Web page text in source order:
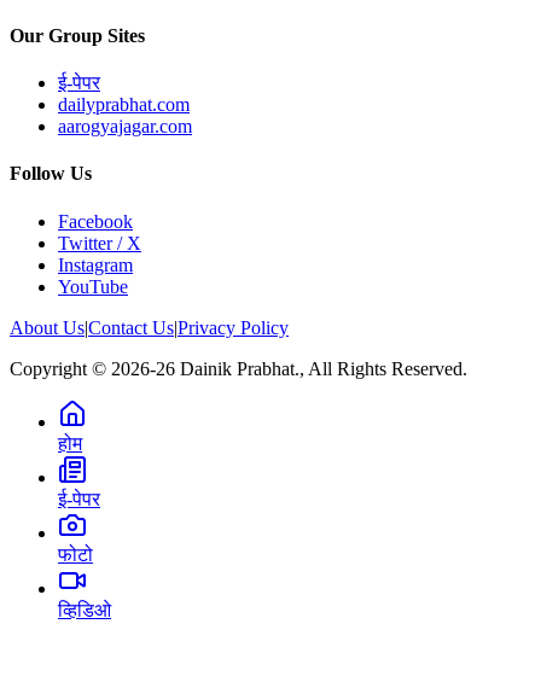
Our Group Sites
ई-पेपर
dailyprabhat.com
aarogyajagar.com
Follow Us
Facebook
Twitter / X
Instagram
YouTube
About Us|Contact Us|Privacy Policy
Copyright © 2026-26 Dainik Prabhat., All Rights Reserved.
होम
ई-पेपर
फोटो
व्हिडिओ